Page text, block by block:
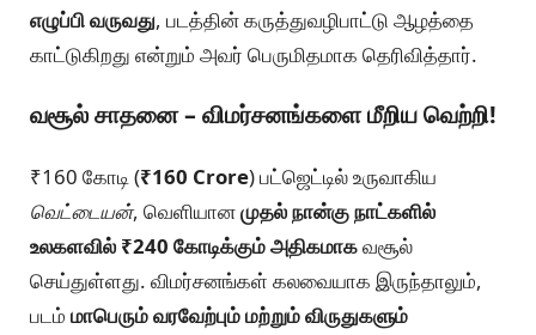
எழுப்பி வருவது, படத்தின் கருத்துவழிபாட்டு ஆழத்தை
காட்டுகிறது என்றும் அவர் பெருமிதமாக தெரிவித்தார்.
வசூல் சாதனை – விமர்சனங்களை மீறிய வெற்றி!
₹160 கோடி (₹160 Crore) பட்ஜெட்டில் உருவாகிய
வெட்டையன், வெளியானமுதல் நான்கு நாட்களில்
உலகளவில் ₹240 கோடிக்கும் அதிகமாகவசூல்
செய்துள்ளது. விமர்சனங்கள் கலவையாக இருந்தாலும்,
படம் மாபெரும் வரவேற்பும் மற்றும் விருதுகளும்